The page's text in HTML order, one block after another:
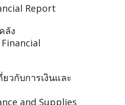
Report
ลัง
ยวกับการเงินและ
and Supplies